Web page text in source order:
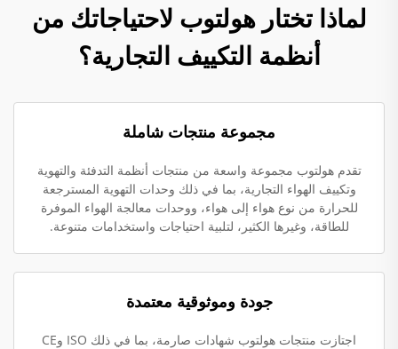
لماذا تختار هولتوب لاحتياجاتك من
أنظمة التكييف التجارية؟
مجموعة منتجات شاملة
تقدم هولتوب مجموعة واسعة من منتجات أنظمة التدفئة والتهوية
وتكييف الهواء التجارية، بما في ذلك وحدات التهوية المسترجعة
للحرارة من نوع هواء إلى هواء، ووحدات معالجة الهواء الموفرة
للطاقة، وغيرها الكثير، لتلبية احتياجات واستخدامات متنوعة.
جودة وموثوقية معتمدة
اجتازت منتجات هولتوب شهادات صارمة، بما في ذلك ISO وCE